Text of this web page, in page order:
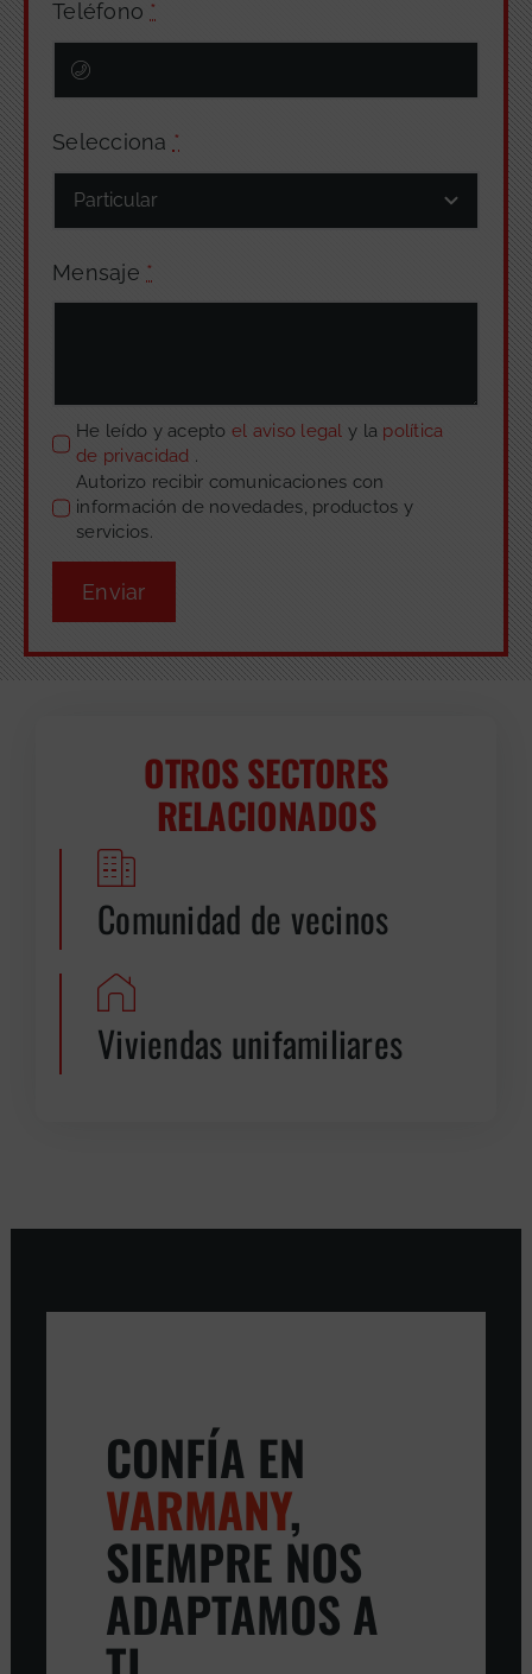
Teléfono *
Selecciona *
Mensaje *
He leído y acepto el aviso legaly la política
de privacidad .
Autorizo recibir comunicaciones con
información de novedades, productos y
servicios.
Enviar
OTROS SECTORES
RELACIONADOS
Comunidad de vecinos
Viviendas unifamiliares
CONFÍA EN
VARMANY,
SIEMPRE NOS
ADAPTAMOS A